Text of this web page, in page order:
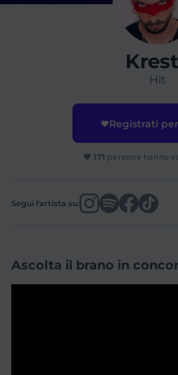
Hit
Registrati
171 persone hanno
Segui l'artista su:
Ascolta il brano in